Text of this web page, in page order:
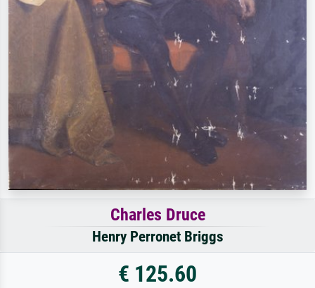
Charles Druce
Henry Perronet Briggs
€ 125.60